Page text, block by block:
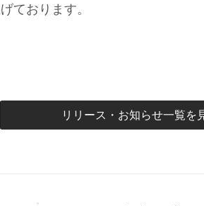
ております。
リリース・お知らせ一覧を